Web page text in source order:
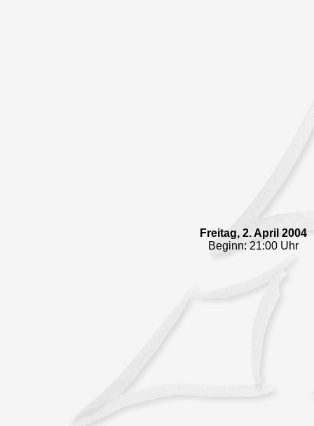
Freitag, 2. April 2004
Beginn: 21:00 Uhr